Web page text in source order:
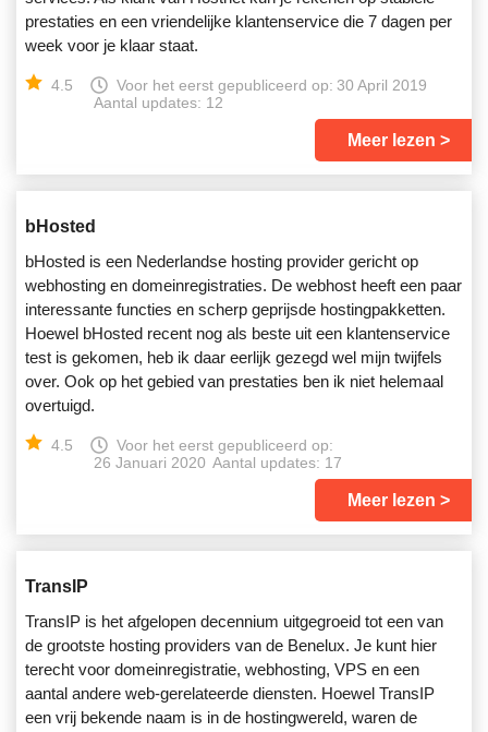
prestaties en een vriendelijke klantenservice die 7 dagen per
week voor je klaar staat.
4.5 Voor het eerst gepubliceerd op: 30 April 2019
Aantal updates: 12
Meer lezen
bHosted
bHosted is een Nederlandse hosting provider gericht op
webhosting en domeinregistraties. De webhost heeft een paar
interessante functies en scherp geprijsde hostingpakketten.
Hoewel bHosted recent nog als beste uit een klantenservice
test is gekomen, heb ik daar eerlijk gezegd wel mijn twijfels
over. Ook op het gebied van prestaties ben ik niet helemaal
overtuigd.
4.5
Voor het eerst gepubliceerd op:
26 Januari 2020 Aantal updates: 17
Meer lezen
TransIP
TransIP is het afgelopen decennium uitgegroeid tot een van
de grootste hosting providers van de Benelux. Je kunt hier
terecht voor domeinregistratie, webhosting, VPS en een
aantal andere web-gerelateerde diensten. Hoewel TransIP
een vrij bekende naam is in de hostingwereld, waren de